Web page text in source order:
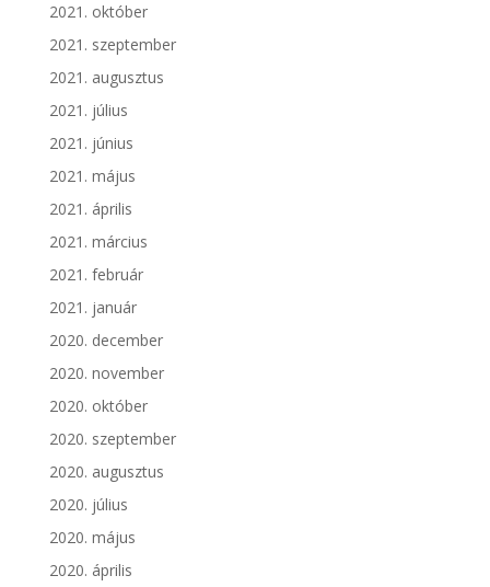
2021. október
2021. szeptember
2021. augusztus
2021. július
2021. június
2021. május
2021. április
2021. március
2021. február
2021. január
2020. december
2020. november
2020. október
2020. szeptember
2020. augusztus
2020. július
2020. május
2020. április